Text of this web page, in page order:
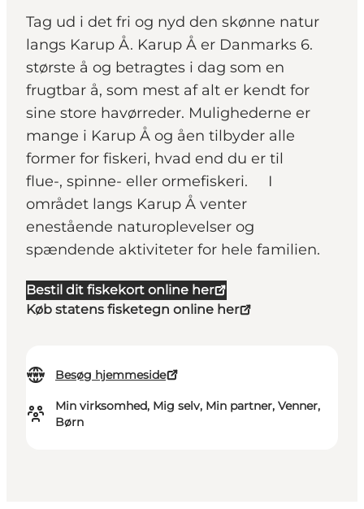
Tag ud i det fri og nyd den skønne natur
langs Karup Å. Karup Å er Danmarks 6.
største å og betragtes i dag som en
frugtbar å, som mest af alt er kendt for
sine store havørreder. Mulighederne er
mange i Karup Å og åen tilbyder alle
former for fiskeri, hvad end du er til
flue-, spinne- eller ormefiskeri. I
området langs Karup Å venter
enestående naturoplevelser og
spændende aktiviteter for hele familien.
Bestil dit fiskekort online her
Køb statens fisketegn online her
Besøg hjemmeside
Min virksomhed, Mig selv, Min partner, Venner,
Børn